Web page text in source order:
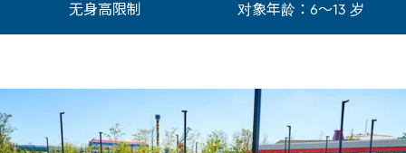
无身高限制 对象年龄：6～13 岁